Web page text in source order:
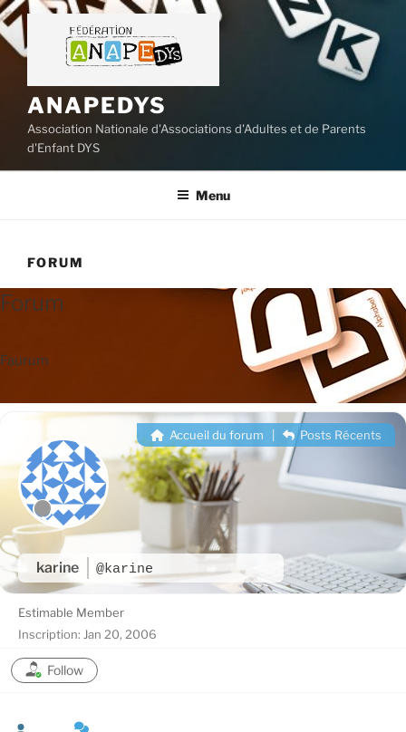
Aller
au
contenu
ANAPEDYS
Association Nationale d'Associations d'Adultes et de Parents
d'Enfant DYS
Menu
FORUM
Forum
Faurum
karine @karine
Accueil du forum Posts Récents
Estimable Member
Inscription: Jan 20, 2006
Follow